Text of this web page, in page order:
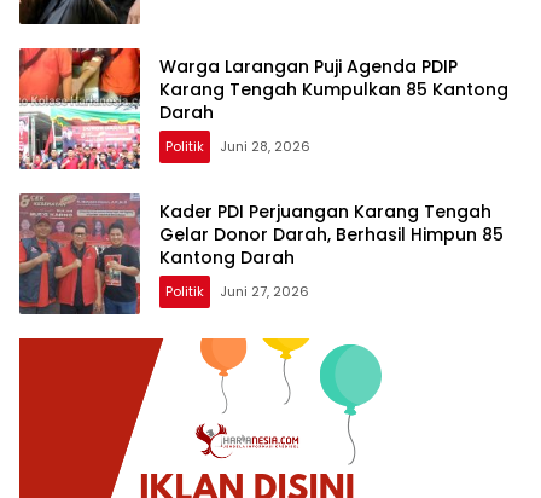
Warga Larangan Puji Agenda PDIP
Karang Tengah Kumpulkan 85 Kantong
Darah
Politik Juni 28, 2026
Kader PDI Perjuangan Karang Tengah
Gelar Donor Darah, Berhasil Himpun 85
Kantong Darah
Politik Juni 27, 2026